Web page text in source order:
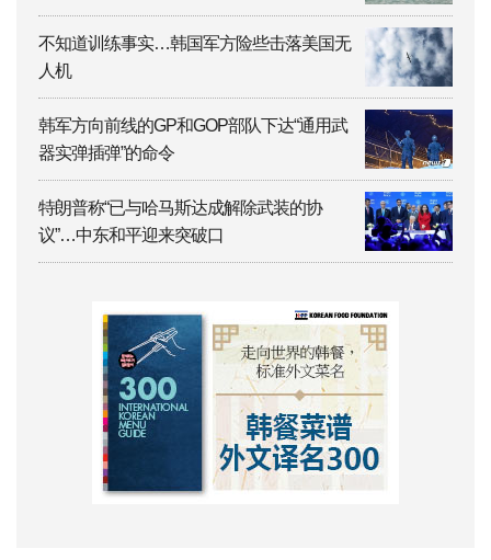
不知道训练事实…韩国军方险些击落美国无
人机
韩军方向前线的GP和GOP部队下达“通用武
器实弹插弹”的命令
特朗普称“已与哈马斯达成解除武装的协
议”…中东和平迎来突破口